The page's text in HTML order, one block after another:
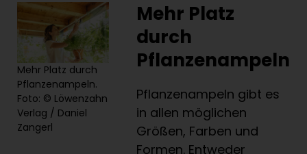
Mehr Platz
durch
Pflanzenampeln
Pflanzenampeln gibt es
in allen möglichen
Größen, Farben und
Formen. Entweder
Mehr Platz durch
Pflanzenampeln.
Foto: © Löwenzahn
Verlag / Daniel
Zangerl